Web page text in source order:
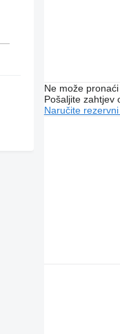
Ne može
Pošaljite zahtjev
Naručite